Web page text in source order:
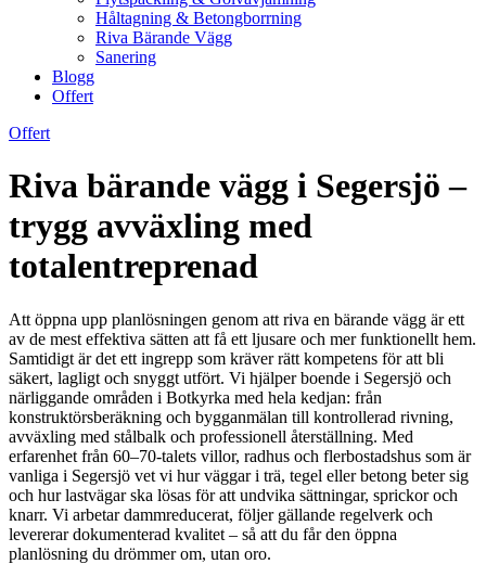
Håltagning & Betongborrning
Riva Bärande Vägg
Sanering
Blogg
Offert
Offert
Riva bärande vägg i Segersjö –
trygg avväxling med
totalentreprenad
Att öppna upp planlösningen genom att riva en bärande vägg är ett
av de mest effektiva sätten att få ett ljusare och mer funktionellt hem.
Samtidigt är det ett ingrepp som kräver rätt kompetens för att bli
säkert, lagligt och snyggt utfört. Vi hjälper boende i Segersjö och
närliggande områden i Botkyrka med hela kedjan: från
konstruktörsberäkning och bygganmälan till kontrollerad rivning,
avväxling med stålbalk och professionell återställning. Med
erfarenhet från 60–70-talets villor, radhus och flerbostadshus som är
vanliga i Segersjö vet vi hur väggar i trä, tegel eller betong beter sig
och hur lastvägar ska lösas för att undvika sättningar, sprickor och
knarr. Vi arbetar dammreducerat, följer gällande regelverk och
levererar dokumenterad kvalitet – så att du får den öppna
planlösning du drömmer om, utan oro.